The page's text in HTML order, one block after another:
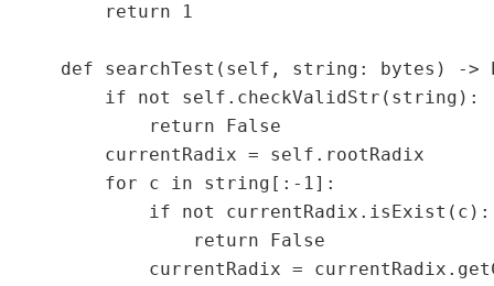
        return 1
def searchTest(self, string: bytes) ->
        if not self.checkValidStr(string):
            return False
        currentRadix = self.rootRadix
        for c in string[:-1]:
            if not currentRadix.isExist(c):
                return False
currentRadix =